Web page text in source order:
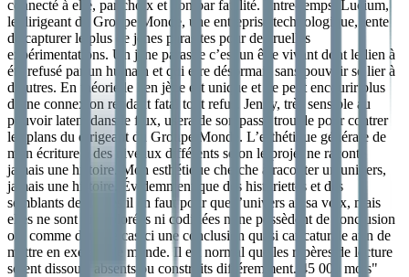
connecté à elle, par choix et non par fatalité. Entre-temps, Lucium,
le dirigeant du Groupe Monde, une entreprise technologique, tente
de capturer le plus de jènes parasites pour de cruelles
expérimentations. Un jène parasite c’est un être vivant dont le lien à
été refusé par un humain et qui erre désormais sans pouvoir se lier à
d’autres. En théorie le lien jène est unique et ne peut encourir plus
d’une connexion rendant fatal tout refus. Jenny, très sensible au
pouvoir latent dans le flux, usera de son passé trouble pour contrer
les plans du dirigeant du Groupe Monde. L’esthétique générale de
mon écriture à des niveaux différents selon le projet ne raconte
jamais une histoire. Mon esthétique cherche à raconter un univers,
jamais une histoire. Évidemment que des historiettes et des
semblants de trames il en faut pour que l’univers ait sa voix, mais
elles ne sont ni explorées ni codifiées ni ne possèdent de conclusion
ou, comme dans ce cas-ci une conclusion quasi caricaturale afin de
mettre en exergue le monde. Il est normal que les repères de lecture
soient dissous, absents ou construits différemment. 45 000 mots"